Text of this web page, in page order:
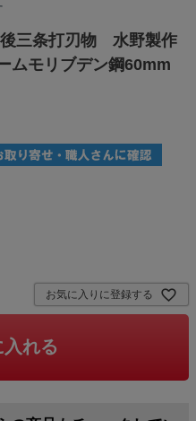
後三条打刃物 水野製作
モリブデン鋼60mm
お気に入りに登録する
れる